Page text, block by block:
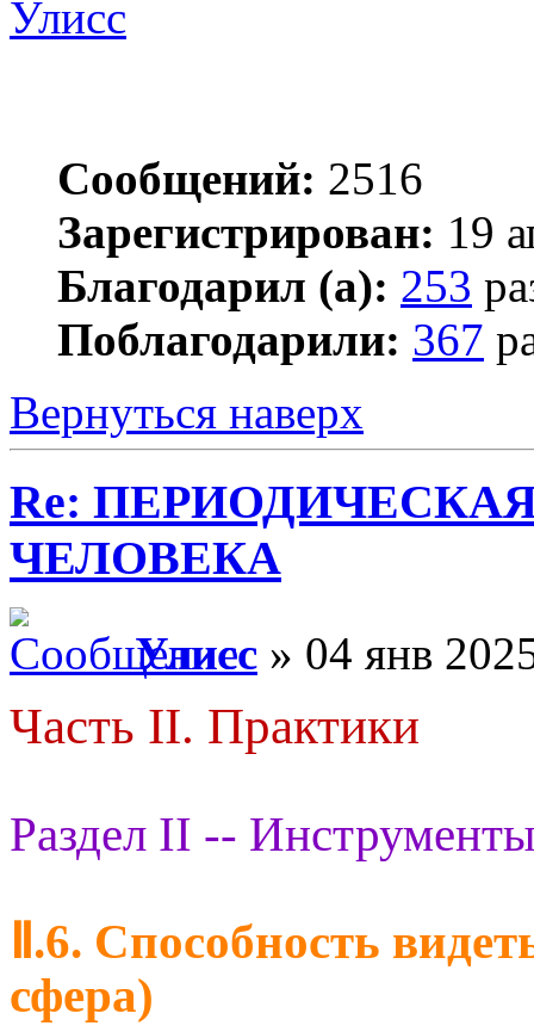
Улисс
Сообщений: 2516
Зарегистрирован: 19
Благодарил (а): 253
Поблагодарили: 367
Вернуться наверх
Re:
ЧЕЛОВЕКА
Улисс » 04 янв
Часть II. Практики
Раздел II --
Ⅱ.6. Способность
сфера)